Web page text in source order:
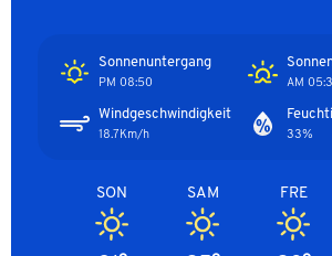
05:34
Sonnenuntergang
08:50 PM
33%
Windgeschwindigkeit
18.7Km/h
FRE
SAM
SON